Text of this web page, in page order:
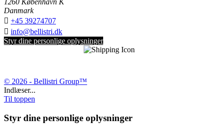
1260 København K
Danmark
 +45 39274707
 info@bellistri.dk
Styr dine personlige oplysninger
© 2026 - Bellistri Group™
Indlæser...
Til toppen
Styr dine personlige oplysninger